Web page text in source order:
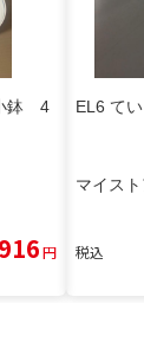
鉢 4
円
EL6 て
マイスト
税込